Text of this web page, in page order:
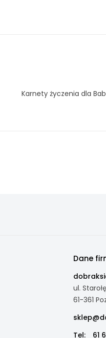
Karnety życzenia dla
Dane
ul.
61-361
Tel:
61